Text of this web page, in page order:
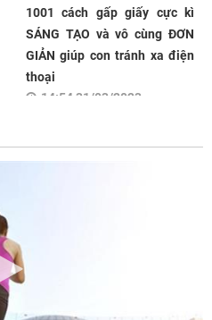
1001 cách gấp giấy cực kì
SÁNG TẠO và vô cùng ĐƠN
GIẢN giúp con tránh xa điện
thoại
14:54 31/03/2023